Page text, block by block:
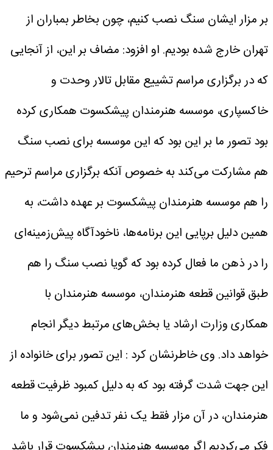
بر مزار ایشان سنگ نصب کنیم، چون بخاطر بمباران از
تهران خارج شده بودیم. او افزود: مضاف بر این، از آنجایی
که در برگزاری مراسم تشییع مقابل تالار وحدت و
خاکسپاری، موسسه هنرمندان پیشکسوت همکاری کرده
بود تصور ما بر این بود که این موسسه برای نصب سنگ
هم مشارکت می‌کند به خصوص آنکه برگزاری مراسم ترحیم
را هم موسسه هنرمندان پیشکسوت بر عهده داشت، به
همین دلیل برپایی این برنامه‌ها، ناخودآگاه پیش‌زمینه‌ای
را در ذهن ما فعال کرده بود که گویا نصب سنگ را هم
طبق قوانین قطعه هنرمندان، موسسه هنرمندان با
همکاری وزارت ارشاد یا بخش‌های مرتبط دیگر انجام
خواهد داد. وی خاطرنشان کرد : این تصور برای خانواده از
این جهت شدت گرفته بود که به دلیل کمبود ظرفیت قطعه
هنرمندان، در آن مزار فقط یک نفر تدفین نمی‌شود و ما